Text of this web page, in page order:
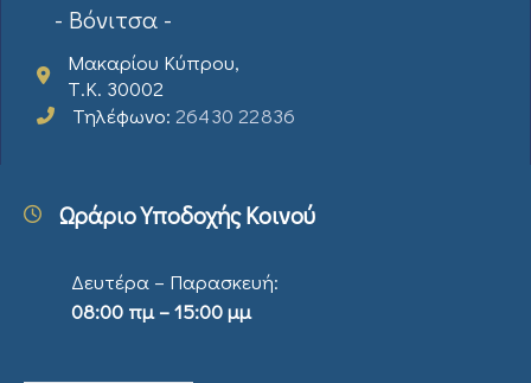
- Βόνιτσα -
Μακαρίου Κύπρου,
Τ.Κ. 30002
Τηλέφωνο: 26430 22836
Ωράριο Υποδοχής Κοινού
Δευτέρα – Παρασκευή:
08:00 πμ – 15:00 μμ